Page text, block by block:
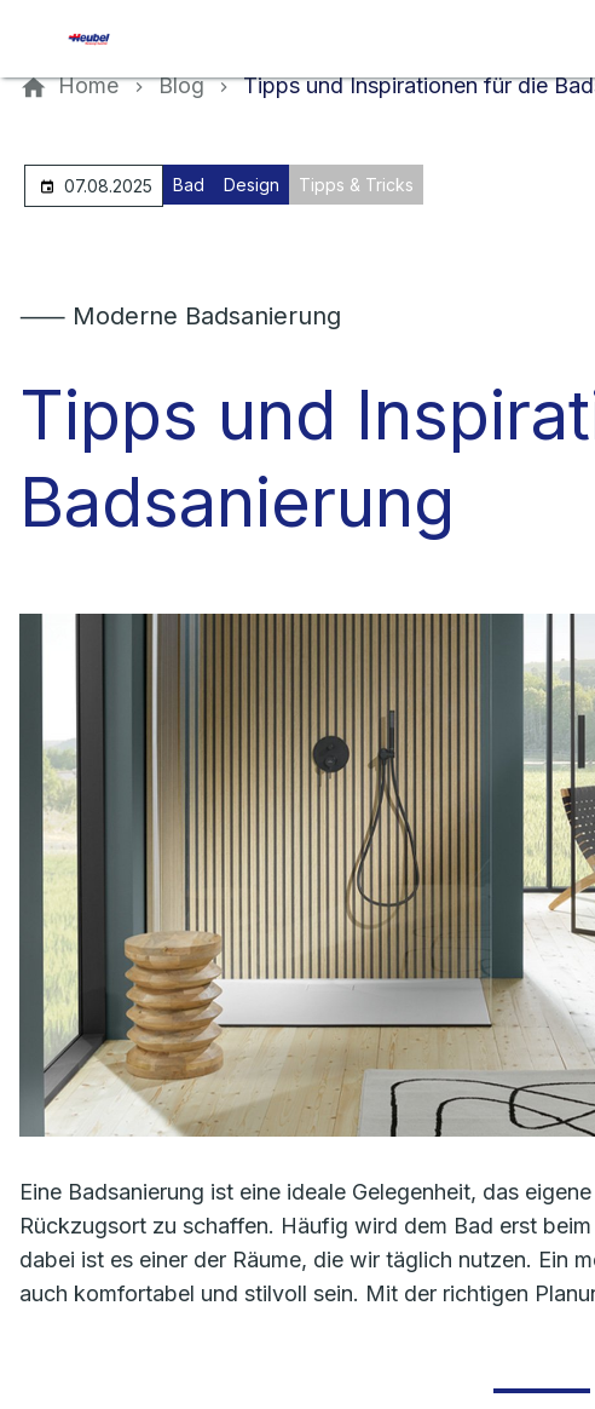
Home Blog Tipps und Inspirationen für die
07.08.2025 Bad Design Tipps & Tricks
⸺ Moderne Badsanierung
Tipps und
Badsanierung
Eine Badsanierung ist eine ideale Gelegenheit, das
Rückzugsort zu schaffen. Häufig wird dem Bad erst
dabei ist es einer der Räume, die wir täglich nutzen. Ein
auch komfortabel und stilvoll sein. Mit der richtigen